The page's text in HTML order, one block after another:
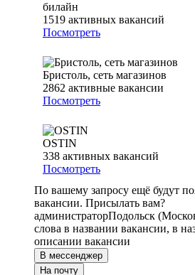
билайн
1519 активных вакансий
Посмотреть
Бристоль, сеть магазинов
2862 активные вакансии
Посмотреть
OSTIN
338 активных вакансий
Посмотреть
По вашему запросу ещё будут
вакансии. Присылать вам?
администраторПодольск
слова в названии вакансии, в
описании вакансии
В мессенджер
На почту